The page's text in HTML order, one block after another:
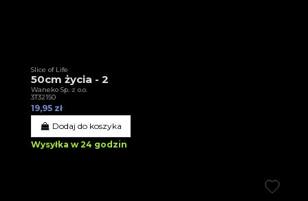
Slice of Life
50cm życia - 2
Waneko Sp. z o.o.
3T32150
19,95 zł
Dodaj do koszyka
Wysyłka w 24 godzin